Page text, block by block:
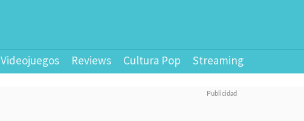
Videojuegos Reviews Cultura Pop Streaming